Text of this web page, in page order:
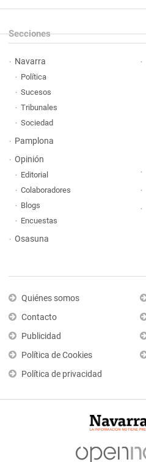
Secciones
Navarra
Política
Sucesos
Tribunales
Sociedad
Pamplona
Opinión
Editorial
Colaboradores
Blogs
Encuestas
Osasuna
Quiénes somos
Contacto
Publicidad
Política de Cookies
Política de privacidad